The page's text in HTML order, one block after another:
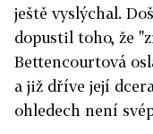
ještě vyslýchal.
dopustil toho, že
Bettencourtová
a již dříve její
ohledech není